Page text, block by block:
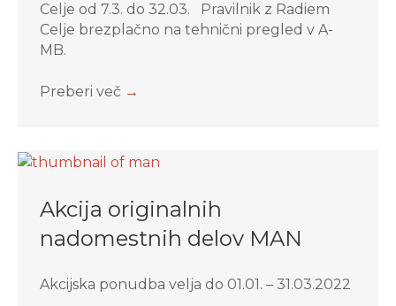
Celje od 7.3. do 32.03. Pravilnik z Radiem
Celje brezplačno na tehnični pregled v A-
MB.
Preberi več →
Akcija originalnih
nadomestnih delov MAN
Akcijska ponudba velja do 01.01. – 31.03.2022